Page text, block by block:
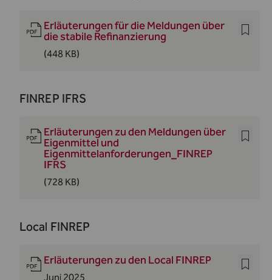
Erläuterungen für die Meldungen über
die stabile Refinanzierung
(448 KB)
FINREP IFRS
Erläuterungen zu den Meldungen über
Eigenmittel und
Eigenmittelanforderungen_FINREP
IFRS
(728 KB)
Local FINREP
Erläuterungen zu den Local FINREP
Juni 2025